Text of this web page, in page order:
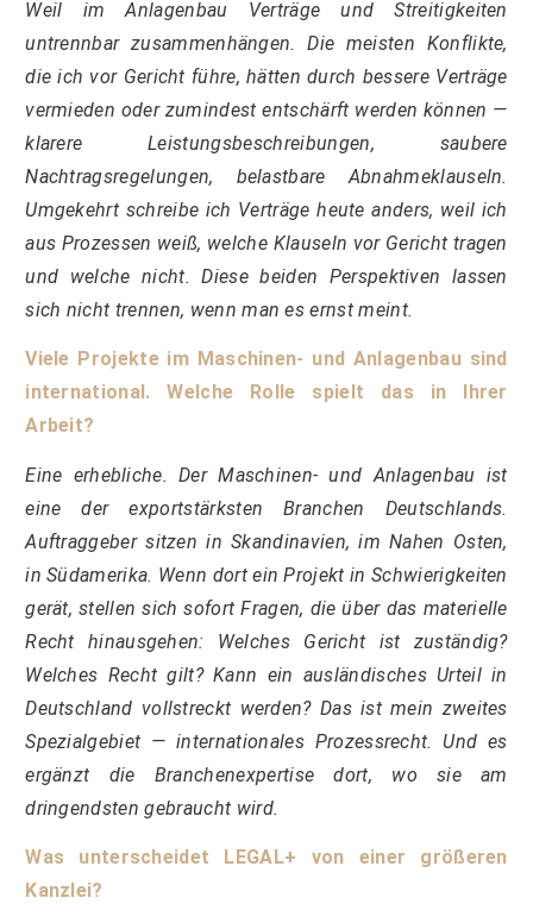
Weil im Anlagenbau Verträge und Streitigkeiten
untrennbar zusammenhängen. Die meisten Konflikte,
die ich vor Gericht führe, hätten durch bessere Verträge
vermieden oder zumindest entschärft werden können —
klarere Leistungsbeschreibungen, saubere
Nachtragsregelungen, belastbare Abnahmeklauseln.
Umgekehrt schreibe ich Verträge heute anders, weil ich
aus Prozessen weiß, welche Klauseln vor Gericht tragen
und welche nicht. Diese beiden Perspektiven lassen
sich nicht trennen, wenn man es ernst meint.
Viele Projekte im Maschinen- und Anlagenbau sind
international. Welche Rolle spielt das in Ihrer
Arbeit?
Eine erhebliche. Der Maschinen- und Anlagenbau ist
eine der exportstärksten Branchen Deutschlands.
Auftraggeber sitzen in Skandinavien, im Nahen Osten,
in Südamerika. Wenn dort ein Projekt in Schwierigkeiten
gerät, stellen sich sofort Fragen, die über das materielle
Recht hinausgehen: Welches Gericht ist zuständig?
Welches Recht gilt? Kann ein ausländisches Urteil in
Deutschland vollstreckt werden? Das ist mein zweites
Spezialgebiet — internationales Prozessrecht. Und es
ergänzt die Branchenexpertise dort, wo sie am
dringendsten gebraucht wird.
Was unterscheidet LEGAL+ von einer größeren
Kanzlei?